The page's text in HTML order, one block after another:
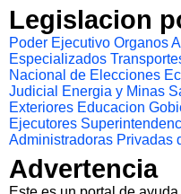
Legislacion
Poder Ejecutivo Organos
Especializados
Nacional de Elecciones
Judicial
Energia y Minas
Exteriores Educacion
Ejecutores
Administradoras Privadas
Advertencia